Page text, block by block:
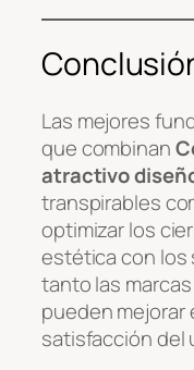
Las mejores
que combinan
atractivo
transpirables
optimizar los
estética con los
tanto las
pueden mejorar
satisfacción del